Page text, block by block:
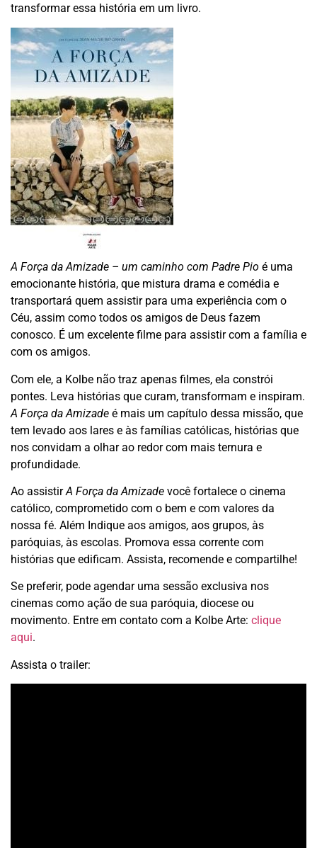
transformar essa história em um livro.
A Força da Amizade – um caminho com Padre Pio é uma
emocionante história, que mistura drama e comédia e
transportará quem assistir para uma experiência com o
Céu, assim como todos os amigos de Deus fazem
conosco. É um excelente filme para assistir com a família e
com os amigos.
Com ele, a Kolbe não traz apenas filmes, ela constrói
pontes. Leva histórias que curam, transformam e inspiram.
A Força da Amizade é mais um capítulo dessa missão, que
tem levado aos lares e às famílias católicas, histórias que
nos convidam a olhar ao redor com mais ternura e
profundidade.
Ao assistirA Força da Amizade você fortalece o cinema
católico, comprometido com o bem e com valores da
nossa fé. Além Indique aos amigos, aos grupos, às
paróquias, às escolas. Promova essa corrente com
histórias que edificam. Assista, recomende e compartilhe!
Se preferir, pode agendar uma sessão exclusiva nos
cinemas como ação de sua paróquia, diocese ou
movimento. Entre em contato com a Kolbe Arte: clique
aqui.
Assista o trailer: